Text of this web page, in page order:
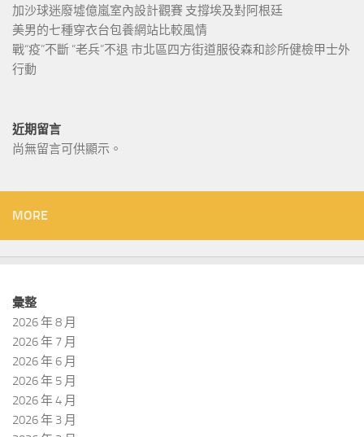
加沙球迷廢墟億嵐室內設計觀賽 支撐埃及對阿根廷
美男的七種穿衣台包養網站比較風情
戰“疫”不斷 “老兵”不退 市北區四方街道服役森和診所健檢甲士外
行動
近期留言
尚無留言可供顯示。
MORE
彙整
2026 年 8 月
2026 年 7 月
2026 年 6 月
2026 年 5 月
2026 年 4 月
2026 年 3 月